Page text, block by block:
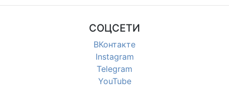
СОЦСЕТИ
ВКонтакте
Instagram
Telegram
YouTube